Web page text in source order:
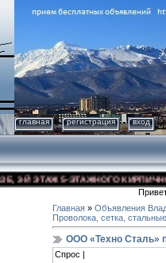
главная регистрация вход
ЭТАЖ 5-ЭТАЖНОГО
Главная » Объявления
Проволока, сетка,
ООО «Техно Сталь»
Спрос |